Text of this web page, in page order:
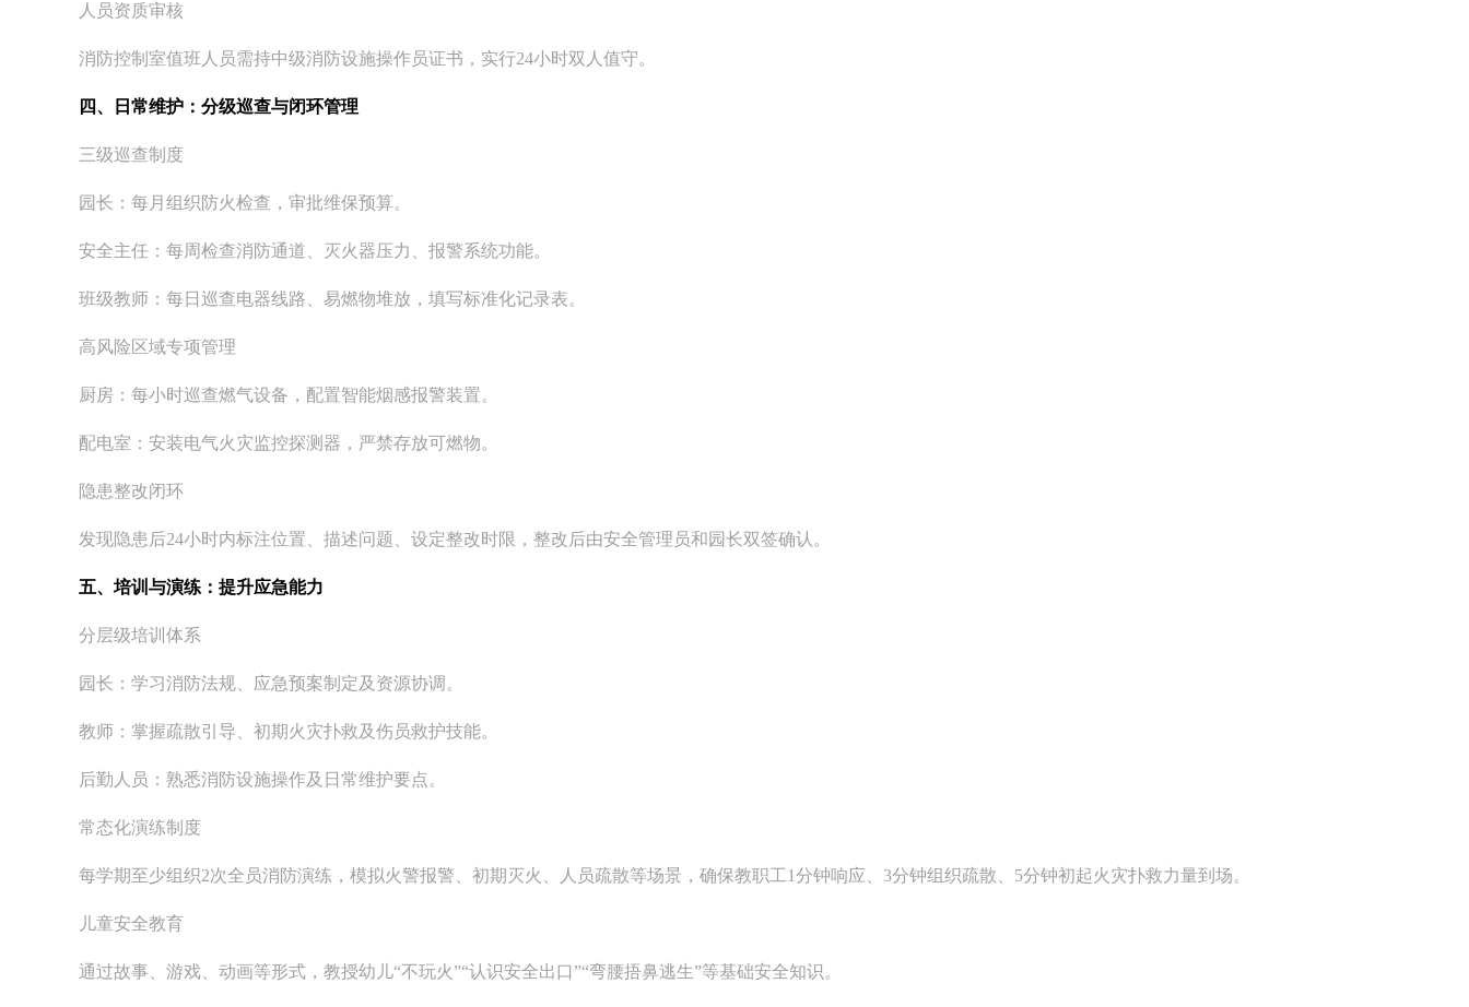
人员资质审核
消防控制室值班人员需持中级消防设施操作员证书，实行24小时双人值守。
四、日常维护：分级巡查与闭环管理
三级巡查制度
园长：每月组织防火检查，审批维保预算。
安全主任：每周检查消防通道、灭火器压力、报警系统功能。
班级教师：每日巡查电器线路、易燃物堆放，填写标准化记录表。
高风险区域专项管理
厨房：每小时巡查燃气设备，配置智能烟感报警装置。
配电室：安装电气火灾监控探测器，严禁存放可燃物。
隐患整改闭环
发现隐患后24小时内标注位置、描述问题、设定整改时限，整改后由安全管理员和园长双签确认。
五、培训与演练：提升应急能力
分层级培训体系
园长：学习消防法规、应急预案制定及资源协调。
教师：掌握疏散引导、初期火灾扑救及伤员救护技能。
后勤人员：熟悉消防设施操作及日常维护要点。
常态化演练制度
每学期至少组织2次全员消防演练，模拟火警报警、初期灭火、人员疏散等场景，确保教职工1分钟响应、3分钟组织疏散、5分钟初起火灾扑救力量到场。
儿童安全教育
通过故事、游戏、动画等形式，教授幼儿“不玩火”“认识安全出口”“弯腰捂鼻逃生”等基础安全知识。